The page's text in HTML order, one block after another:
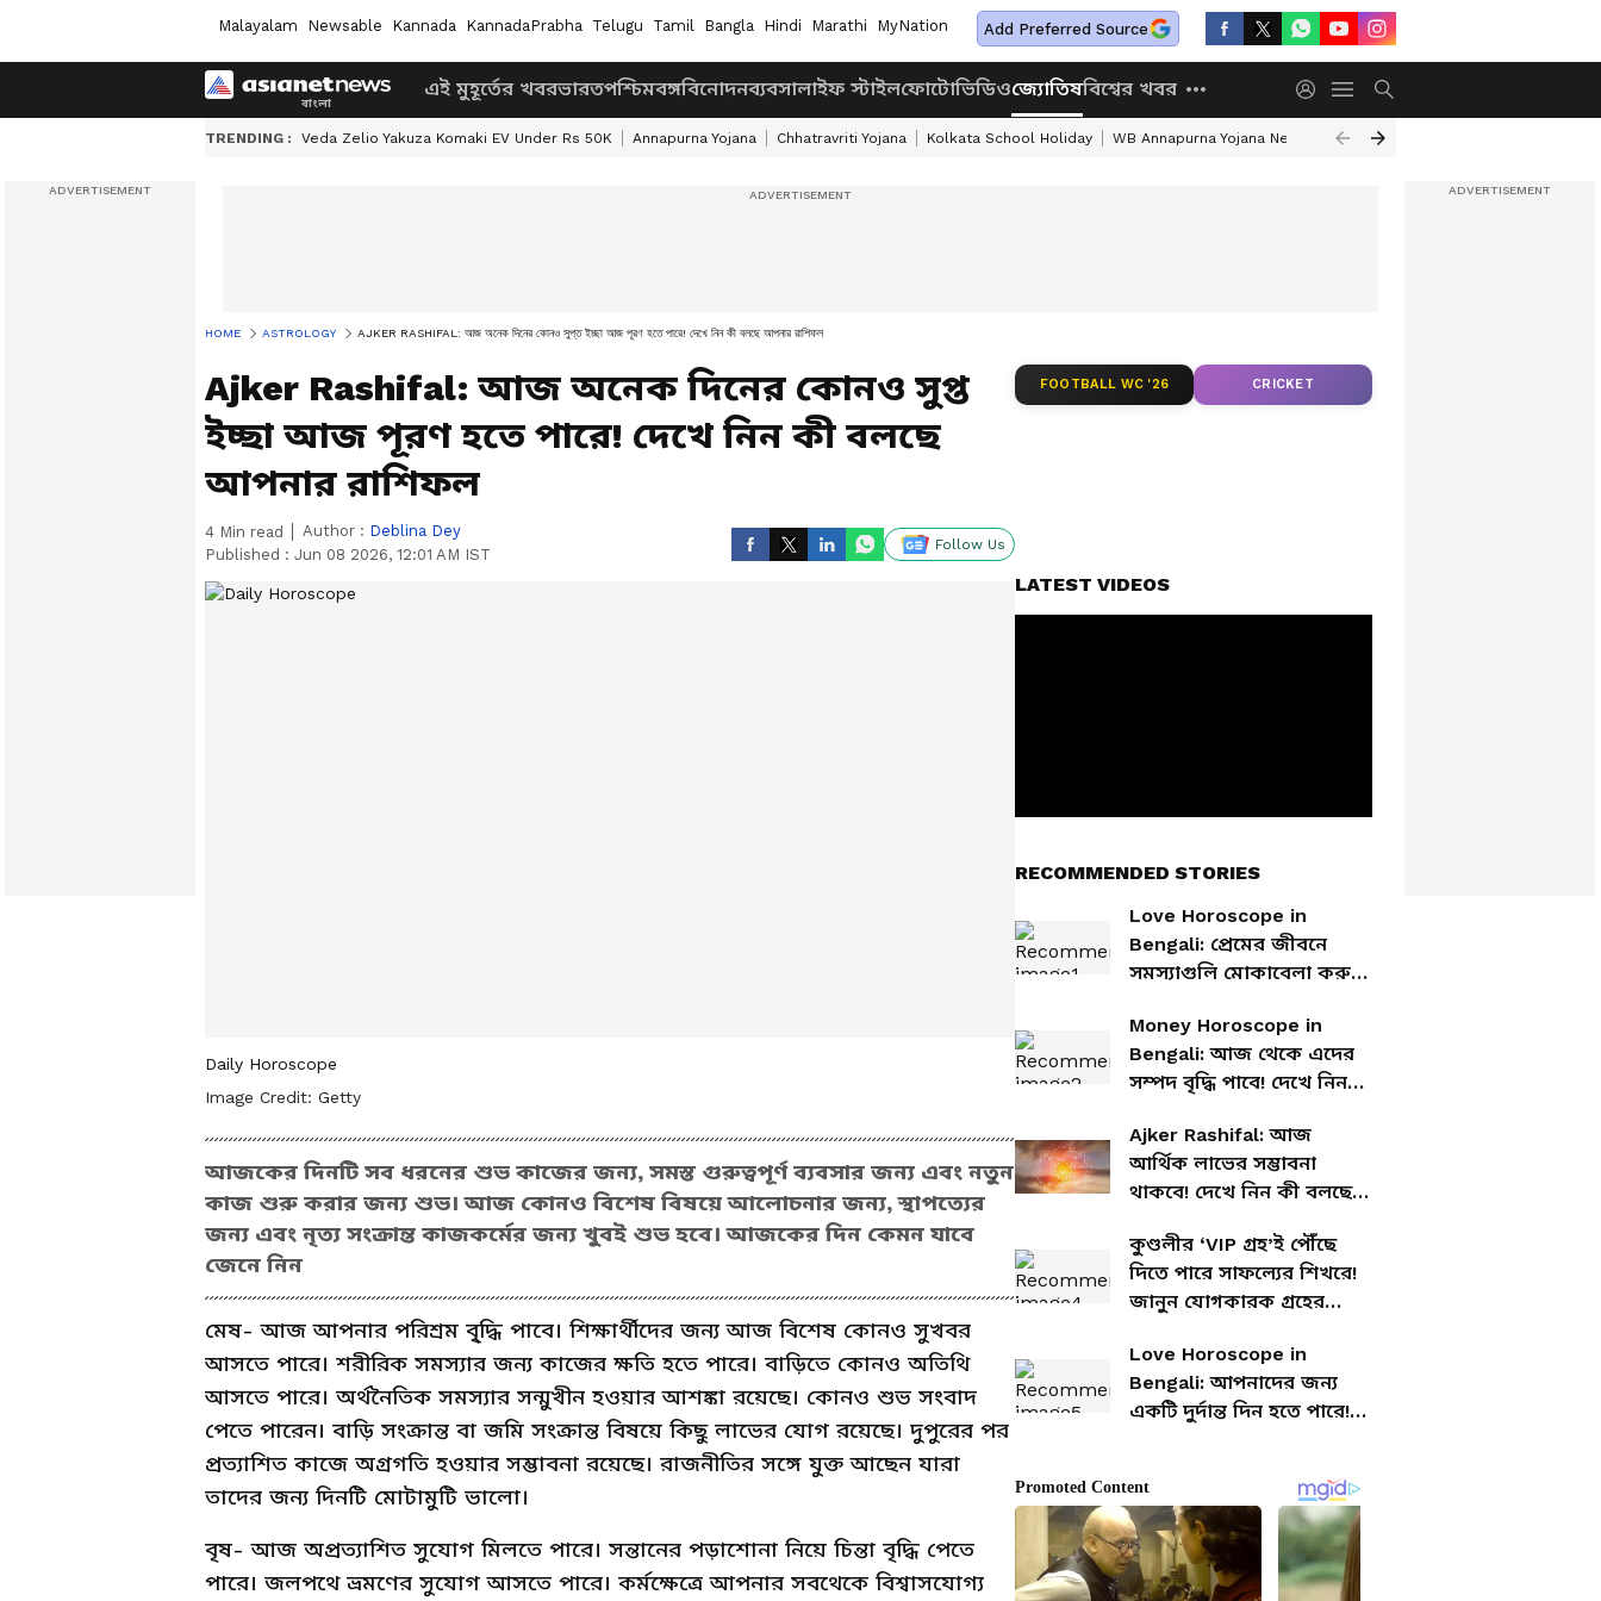
Malayalam Newsable Kannada KannadaPrabha Telugu Tamil Bangla Hindi Marathi MyNation Add Preferred Source
এই মুহূর্তের খবরভারতপশ্চিমবঙ্গবিনোদনব্যবসালাইফ স্টাইলফোটোভিডিওজ্যোতিষবিশ্বের খবর
TRENDING : Veda Zelio Yakuza Komaki EV Under Rs 50K Annapurna Yojana Chhatravriti Yojana Kolkata School Holiday WB Annapurna Yojana New Portal DA News
HOME ASTROLOGY AJKER RASHIFAL: আজ অনেক দিনের কোনও সুপ্ত ইচ্ছা আজ পূরণ হতে পারে! দেখে নিন কী বলছে আপনার রাশিফল
Ajker Rashifal: আজ অনেক দিনের কোনও সুপ্ত
ইচ্ছা আজ পূরণ হতে পারে! দেখে নিন কী বলছে
আপনার রাশিফল
4 Min read Author : Deblina Dey
Published : Jun 08 2026, 12:01 AM IST
Follow Us
Daily Horoscope
Image Credit: Getty
আজকের দিনটি সব ধরনের শুভ কাজের জন্য, সমস্ত গুরুত্বপূর্ণ ব্যবসার জন্য এবং নতুন
কাজ শুরু করার জন্য শুভ। আজ কোনও বিশেষ বিষয়ে আলোচনার জন্য, স্থাপত্যের
জন্য এবং নৃত্য সংক্রান্ত কাজকর্মের জন্য খুবই শুভ হবে। আজকের দিন কেমন যাবে
জেনে নিন
মেষ- আজ আপনার পরিশ্রম বৃ্দ্ধি পাবে। শিক্ষার্থীদের জন্য আজ বিশেষ কোনও সুখবর
আসতে পারে। শরীরিক সমস্যার জন্য কাজের ক্ষতি হতে পারে। বাড়িতে কোনও অতিথি
আসতে পারে। অর্থনৈতিক সমস্যার সন্মুখীন হওয়ার আশঙ্কা রয়েছে। কোনও শুভ সংবাদ
পেতে পারেন। বাড়ি সংক্রান্ত বা জমি সংক্রান্ত বিষয়ে কিছু লাভের যোগ রয়েছে। দুপুরের পর
প্রত্যাশিত কাজে অগ্রগতি হওয়ার সম্ভাবনা রয়েছে। রাজনীতির সঙ্গে যুক্ত আছেন যারা
তাদের জন্য দিনটি মোটামুটি ভালো।
বৃষ- আজ অপ্রত্যাশিত সুযোগ মিলতে পারে। সন্তানের পড়াশোনা নিয়ে চিন্তা বৃদ্ধি পেতে
পারে। জলপথে ভ্রমণের সুযোগ আসতে পারে। কর্মক্ষেত্রে আপনার সবথেকে বিশ্বাসযোগ্য
FOOTBALL WC '26 CRICKET
LATEST VIDEOS
RECOMMENDED STORIES
Love Horoscope in
Bengali: প্রেমের জীবনে
সমস্যাগুলি মোকাবেলা করুন!
রাশিফল
Money Horoscope in
Bengali: আজ থেকে এদের
সম্পদ বৃদ্ধি পাবে! দেখে নিন
Ajker Rashifal: আজ
আর্থিক লাভের সম্ভাবনা
থাকবে! দেখে নিন কী বলছে
কুণ্ডলীর ‘VIP গ্রহ’ই পৌঁছে
দিতে পারে সাফল্যের শিখরে!
জানুন যোগকারক গ্রহের
Love Horoscope in
Bengali: আপনাদের জন্য
একটি দুর্দান্ত দিন হতে পারে!